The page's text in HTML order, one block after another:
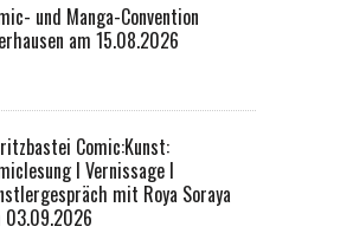
und Manga-Convention
am 15.08.2026
Comic:Kunst:
I Vernissage I
mit Roya Soraya
03.09.2026